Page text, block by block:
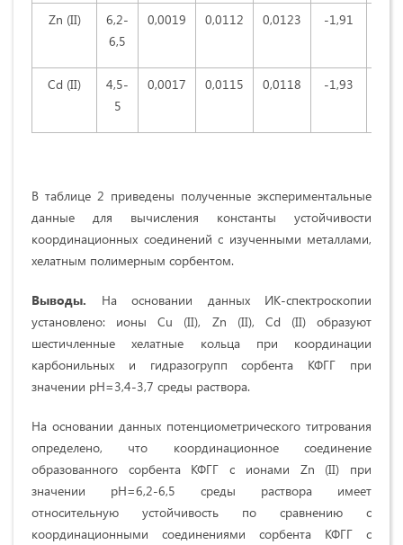
Zn (II)
6,2-
6,5
0,0019 0,0112 0,0123 -1,91
Cd (II)
4,5-
5
0,0017 0,0115 0,0118 -1,93
В таблице 2 приведены полученные эксперимен­тальные
данные для вычисления константы устойчивости
координационных соединений с изученными металлами,
хелатным полимерным сорбентом.
Выводы. На основании данных ИК-спектро­скопии
установлено: ионы Cu (II), Zn (II), Cd (II) образуют
шестичленные хелатные кольца при координации
карбонильных и гидразогрупп сорбента КФГГ при
значении рН=3,4-3,7 среды раствора.
На основании данных потенциометрического титрования
определено, что координационное соединение
образованного сорбента КФГГ с ионами Zn (II) при
значении рН=6,2-6,5 среды раствора имеет
относительную устойчивость по сравнению с
координационными соединениями сорбента КФГГ с